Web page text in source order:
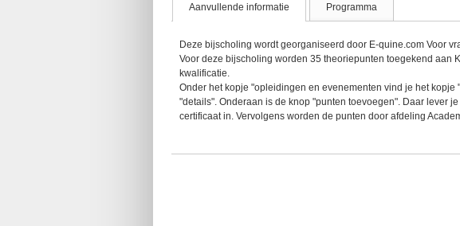
Aanvullende informatie Programma
Deze bijscholing wordt georganiseerd door E-quine.com Voor
Voor deze bijscholing worden 35 theoriepunten toegekend aan
kwalificatie.
Onder het kopje "opleidingen en evenementen vind je het
"details". Onderaan is de knop "punten toevoegen". Daar lever
certificaat in. Vervolgens worden de punten door afdeling